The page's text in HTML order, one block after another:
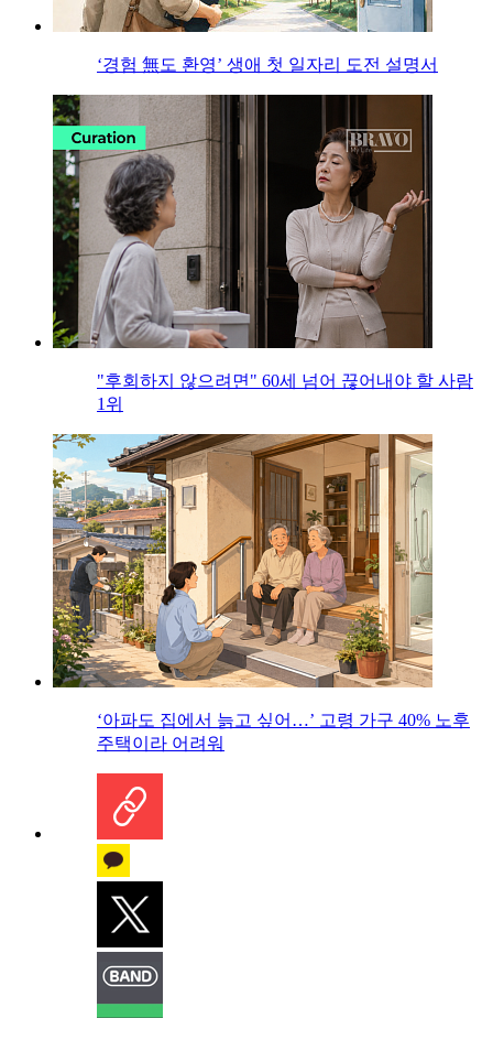
‘경험 無도 환영’ 생애 첫 일자리 도전 설명서
"후회하지 않으려면" 60세 넘어 끊어내야 할 사람
1위
‘아파도 집에서 늙고 싶어…’ 고령 가구 40% 노후
주택이라 어려워